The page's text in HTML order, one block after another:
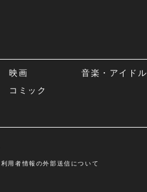
映画
音楽・アイドル
コミック
利用者情報の外部送信について